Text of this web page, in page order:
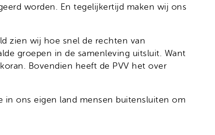
worden. En tegelijkertijd maken wij ons
zien wij hoe snel de rechten van
groepen in de samenleving uitsluit. Want
Bovendien heeft de PVV het over
in ons eigen land mensen buitensluiten om